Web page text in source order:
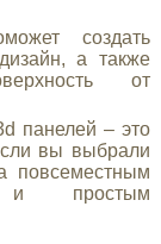
создать
а также
от
панелей – это
вы выбрали
повсеместным
и простым